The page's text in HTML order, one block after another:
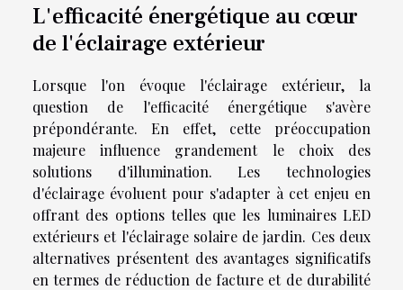
L'efficacité énergétique au cœur
de l'éclairage extérieur
Lorsque l'on évoque l'éclairage extérieur, la
question de l'efficacité énergétique s'avère
prépondérante. En effet, cette préoccupation
majeure influence grandement le choix des
solutions d'illumination. Les technologies
d'éclairage évoluent pour s'adapter à cet enjeu en
offrant des options telles que les luminaires LED
extérieurs et l'éclairage solaire de jardin. Ces deux
alternatives présentent des avantages significatifs
en termes de réduction de facture et de durabilité